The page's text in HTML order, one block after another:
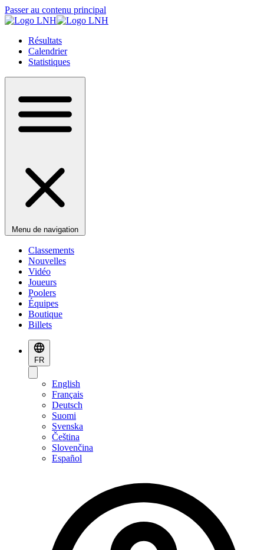
Passer au contenu principal
Résultats
Calendrier
Statistiques
Menu de navigation
Classements
Nouvelles
Vidéo
Joueurs
Poolers
Équipes
Boutique
Billets
FR
English
Français
Deutsch
Suomi
Svenska
Čeština
Slovenčina
Español